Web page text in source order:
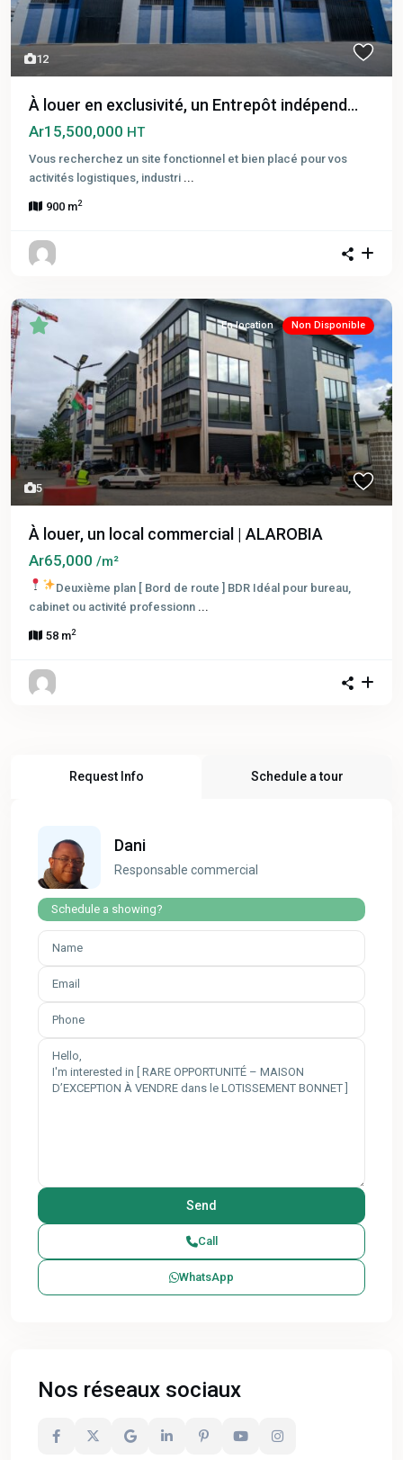
12
À louer en exclusivité, un Entrepôt indépend...
Ar15,500,000 HT
Vous recherchez un site fonctionnel et bien placé pour vos
activités logistiques, industri ...
900 m2
5
En location Non Disponible
À louer, un local commercial | ALAROBIA
Ar65,000 /m²
Deuxième plan [ Bord de route ] BDR Idéal pour bureau,
cabinet ou activité professionn ...
58 m2
Request Info Schedule a tour
Dani
Responsable commercial
Schedule a showing?
Call
WhatsApp
Nos réseaux sociaux